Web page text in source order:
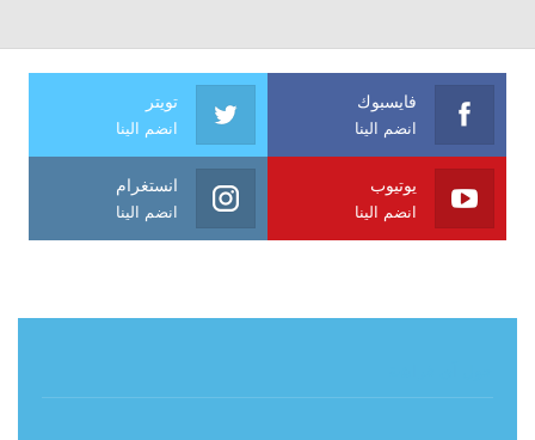
فايسبوك
انضم الينا
تويتر
انضم الينا
يوتيوب
انضم الينا
انستغرام
انضم الينا